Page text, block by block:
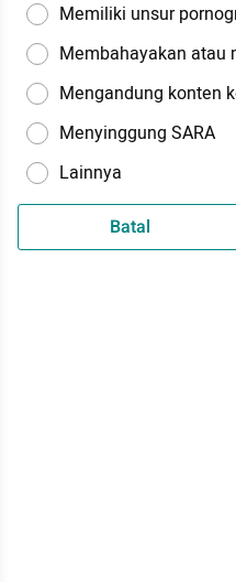
Memiliki unsur
Membahayakan atau
Mengandung konten
Menyinggung SARA
Lainnya
Batal